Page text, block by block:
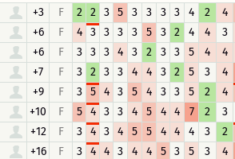
+3 F 2 2 3 5 3 3 3 3 4 2
4
+6 F 4 3 3 3 3 5 3 2 4 4
3
+6 F 3 3 3 4 3 2 3 3 5 4
4
+7 F 3 2 3 3 4 4 3 2 5 3
4
+9 F 3 5 4 3 5 4 3 3 5 2
4
+10 F 5 4 3 3 4 5 4 4 7 2
3
+12 F 3 4 3 4 5 5 4 4 4 3
2
+16 F 3 4 4 3 4 4 5 3 5 3
4